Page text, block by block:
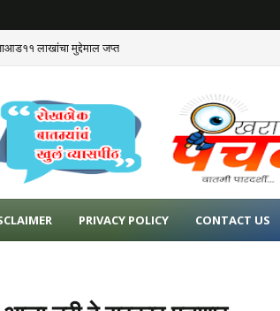
लाखांचा मुद्देमाल जप्त
PRIVACY POLICY CONTACT US